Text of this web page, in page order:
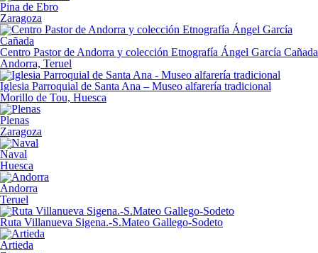
Pina de Ebro
Zaragoza
Centro Pastor de Andorra y colección Etnografía Ángel García Cañada
Andorra, Teruel
Iglesia Parroquial de Santa Ana – Museo alfarería tradicional
Morillo de Tou, Huesca
Plenas
Zaragoza
Naval
Huesca
Andorra
Teruel
Ruta Villanueva Sigena.-S.Mateo Gallego-Sodeto
Artieda